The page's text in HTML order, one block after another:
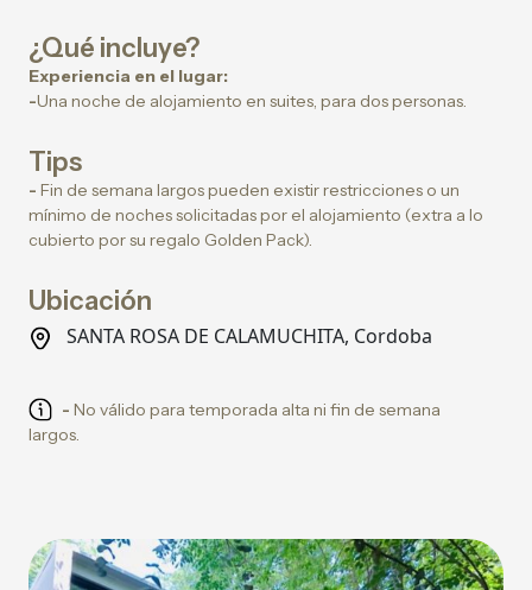
¿Qué incluye?
Experiencia en el lugar:
-Una noche de alojamiento en suites, para dos personas.
Tips
- Fin de semana largos pueden existir restricciones o un
mínimo de noches solicitadas por el alojamiento (extra a lo
cubierto por su regalo Golden Pack).
Ubicación
SANTA ROSA DE CALAMUCHITA, Cordoba
- No válido para temporada alta ni fin de semana
largos.